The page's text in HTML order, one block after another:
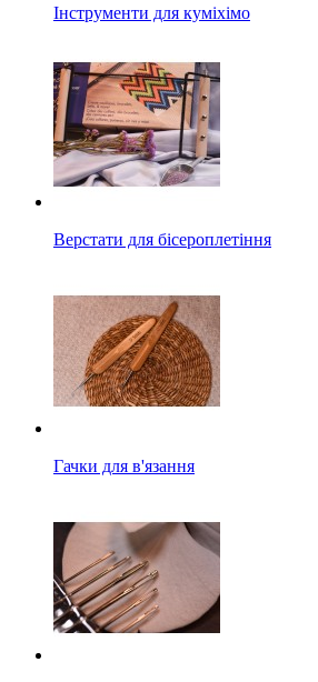
Інструменти для куміхімо
Верстати для бісероплетіння
Гачки для в'язання